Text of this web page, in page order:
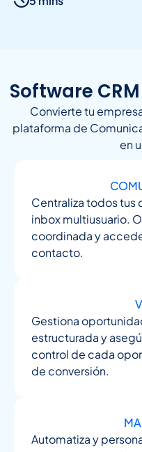
Software
Convierte tu
plataforma de
en
Centraliza todos tus
inbox multiusuario.
coordinada y
contacto.
Gestiona
estructurada y
control de cada
de conversión.
Automatiza y